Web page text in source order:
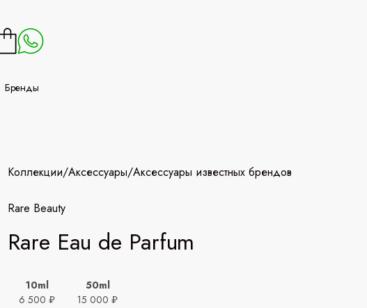
Бренды
Коллекции/Аксессуары/Аксессуары известных брендов
Rare Beauty
Rare Eau de Parfum
10ml
6 500 ₽
50ml
15 000 ₽